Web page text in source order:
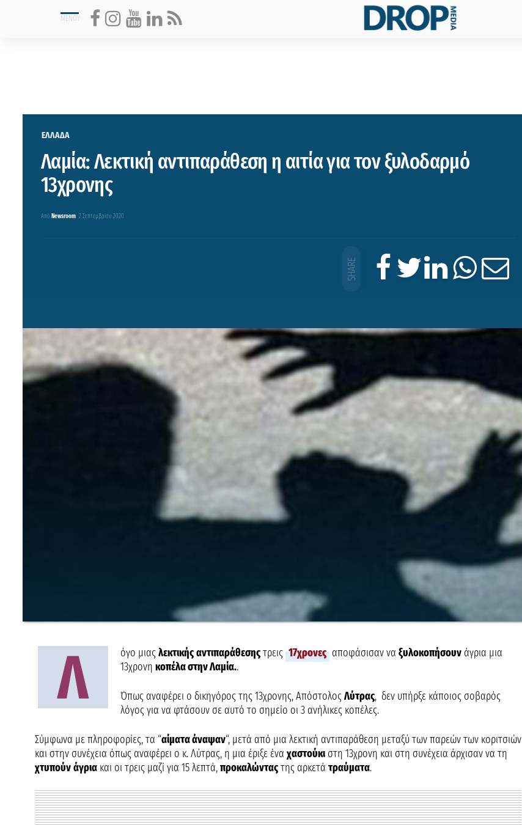
ΕΛΛΑΔΑ
Λαμία: Λεκτική αντιπαράθεση η αιτία για τον ξυλοδαρμό
13χρονης
Από Newsroom 2 Σεπτεμβρίου 2020
Λ όγο μιαςλεκτικήςαντιπαράθεσηςτρεις 17χρονες αποφάσισαν να ξυλοκοπήσουν άγρια μια
13χρονη κοπέλα στην Λαμία..
Όπως αναφέρει ο δικηγόρος της 13χρονης, ΑπόστολοςΛύτρας, δεν υπήρξε κάποιος σοβαρός
λόγος για να φτάσουν σε αυτό το σημείο οι 3 ανήλικες κοπέλες.
Σύμφωνα με πληροφορίες, τα “αίματα άναψαν“, μετά από μια λεκτική αντιπαράθεση μεταξύ των παρεών των κοριτσιών
και στην συνέχεια όπως αναφέρει ο κ. Λύτρας, η μια έριξε ένα χαστούκι στη 13χρονη και στη συνέχεια άρχισαν να τη
χτυπούνάγρια και οι τρεις μαζί για 15 λεπτά,προκαλώνταςτης αρκετά τραύματα.